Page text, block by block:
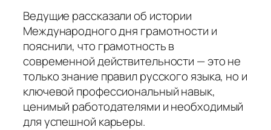
Ведущие рассказали об истории
Международного дня грамотности и
пояснили, что грамотность в
современной действительности — это не
только знание правил русского языка, но и
ключевой профессиональный навык,
ценимый работодателями и необходимый
для успешной карьеры.